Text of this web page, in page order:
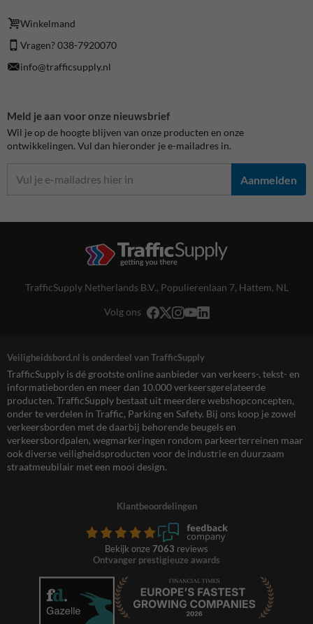
Winkelmand
Vragen? 038-7920070
info@trafficsupply.nl
Meld je aan voor onze nieuwsbrief
Wil je op de hoogte blijven van onze producten en onze
ontwikkelingen. Vul dan hieronder je e-mailadres in.
Aanmelden
TrafficSupply Netherlands B.V., Populierenlaan 7, Hattem, NL
Volg ons
Veiligheidsbord.nl is onderdeel van TrafficSupply
TrafficSupply is dé grootste online aanbieder van verkeers-, tekst- en
informatieborden en meer dan 10.000 verkeersgerelateerde
producten. TrafficSupply bestaat uit meerdere webshopconcepten,
onder te verdelen in Traffic, Parking en Safety. Bij ons koop je zowel
verkeersborden met de daarbij behorende beugels en
verkeersbordpalen, wegmarkeringen rondom parkeerterreinen maar
ook diverse veiligheidsproducten voor de industrie en duurzaam
straatmeubilair met een mooi design.
Klantbeoordelingen
Bekijk onze 7063 reviews
Ontvanger prestigieuze awards